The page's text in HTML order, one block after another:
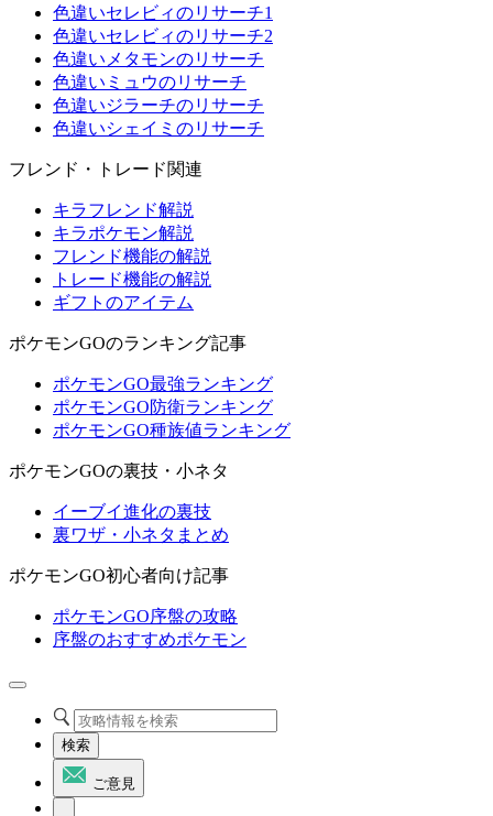
色違いセレビィのリサーチ1
色違いセレビィのリサーチ2
色違いメタモンのリサーチ
色違いミュウのリサーチ
色違いジラーチのリサーチ
色違いシェイミのリサーチ
フレンド・トレード関連
キラフレンド解説
キラポケモン解説
フレンド機能の解説
トレード機能の解説
ギフトのアイテム
ポケモンGOのランキング記事
ポケモンGO最強ランキング
ポケモンGO防衛ランキング
ポケモンGO種族値ランキング
ポケモンGOの裏技・小ネタ
イーブイ進化の裏技
裏ワザ・小ネタまとめ
ポケモンGO初心者向け記事
ポケモンGO序盤の攻略
序盤のおすすめポケモン
検索
ご意見